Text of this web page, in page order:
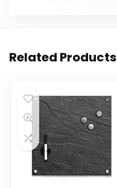
Related Products